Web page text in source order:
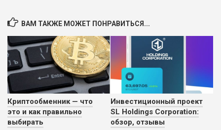
ВАМ ТАКЖЕ МОЖЕТ ПОНРАВИТЬСЯ...
Криптообменник — что
это и как правильно
выбирать
Инвестиционный проект
SL Holdings Corporation:
обзор, отзывы